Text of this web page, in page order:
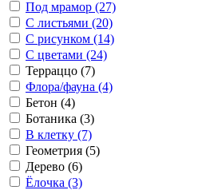
Под мрамор (27)
С листьями (20)
С рисунком (14)
С цветами (24)
Терраццо (7)
Флора/фауна (4)
Бетон (4)
Ботаника (3)
В клетку (7)
Геометрия (5)
Дерево (6)
Ёлочка (3)